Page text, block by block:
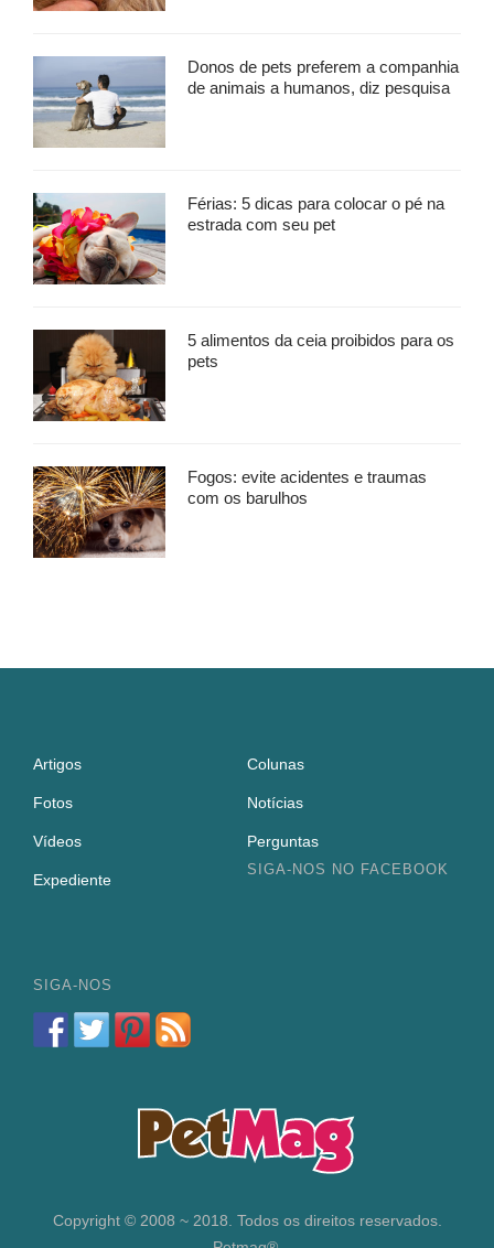
Donos de pets preferem a companhia
de animais a humanos, diz pesquisa
Férias: 5 dicas para colocar o pé na
estrada com seu pet
5 alimentos da ceia proibidos para os
pets
Fogos: evite acidentes e traumas
com os barulhos
Artigos Colunas
Fotos Notícias
Vídeos Perguntas
Expediente
SIGA-NOS NO FACEBOOK
SIGA-NOS
Copyright © 2008 ~ 2018. Todos os direitos reservados.